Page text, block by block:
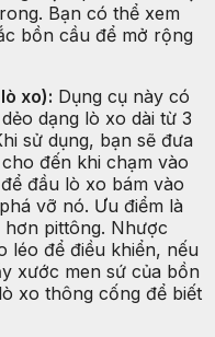
Bạn có thể xem
bồn cầu để mở rộng
xo): Dụng cụ này có
dạng lò xo dài từ 3
sử dụng, bạn sẽ đưa
đến khi chạm vào
đầu lò xo bám vào
vỡ nó. Ưu điểm là
pittông. Nhược
léo để điều khiển, nếu
xước men sứ của bồn
xo thông cống để biết